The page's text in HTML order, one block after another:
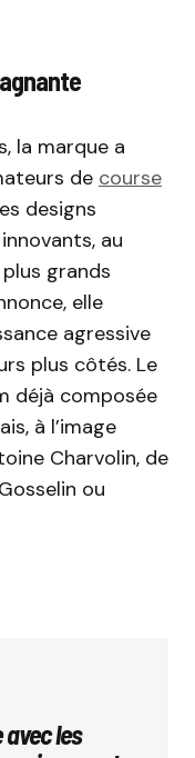
la marque a
de course
designs
au
grands
elle
agressive
plus côtés. Le
déjà composée
à l’image
Charvolin, de
ou
les